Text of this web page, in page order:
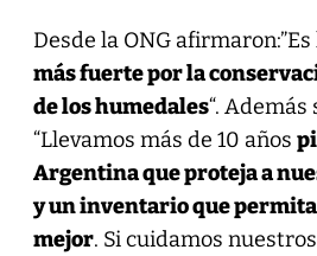
Desde la ONG
más fuerte por la
de los humedales“. Además
“Llevamos más de 10 años
Argentina que proteja a
y un inventario que
mejor. Si cuidamos